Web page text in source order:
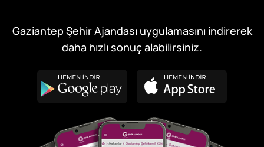
Gaziantep Şehir Ajandası uygulamasını indirerek
daha hızlı sonuç alabilirsiniz.